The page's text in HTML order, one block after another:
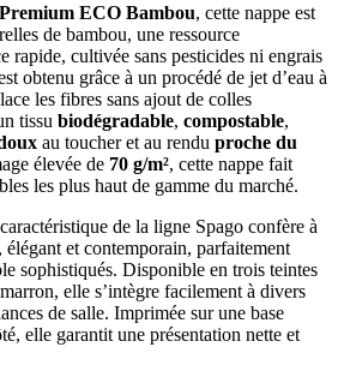
ECO Bambou, cette nappe est
de bambou, une ressource
rapide, cultivée sans pesticides ni engrais
obtenu grâce à un procédé de jet d’eau à
les fibres sans ajout de colles
tissu biodégradable, compostable,
au toucher et au rendu proche du
élevée de 70 g/m², cette nappe fait
les plus haut de gamme du marché.
de la ligne Spago confère à
et contemporain, parfaitement
sophistiqués. Disponible en trois teintes
elle s’intègre facilement à divers
de salle. Imprimée sur une base
elle garantit une présentation nette et